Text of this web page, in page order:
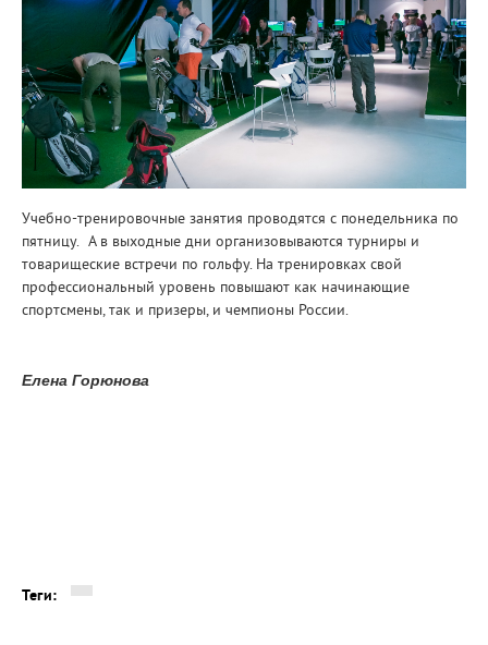
Учебно-тренировочные занятия проводятся с понедельника по
пятницу. А в выходные дни организовываются турниры и
товарищеские встречи по гольфу. На тренировках свой
профессиональный уровень повышают как начинающие
спортсмены, так и призеры, и чемпионы России.
Елена Горюнова
Теги: